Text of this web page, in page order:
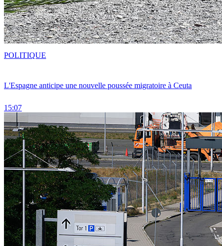
L'Espagne anticipe une nouvelle poussée migratoire à Ceuta
15:07
POLITIQUE